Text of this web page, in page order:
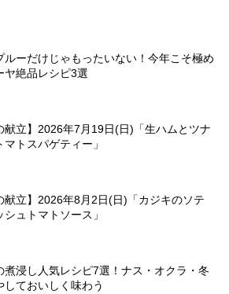
ルーだけじゃもったいない！今年こそ極め
ヤ絶品レシピ3選
献立】2026年7月19日(日)「生ハムとツナ
マトスパゲティー」
献立】2026年8月2日(日)「カジキのソテ
シュトマトソース」
煮浸し人気レシピ7選！ナス・オクラ・冬
しておいしく味わう